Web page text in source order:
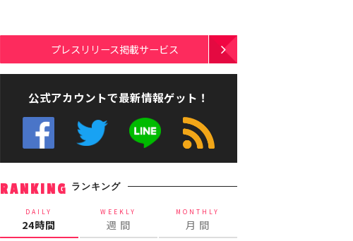
プレスリリース掲載サービス
公式アカウントで最新情報ゲット！
RANKING ランキング
DAILY
24時間
WEEKLY
週 間
MONTHLY
月 間